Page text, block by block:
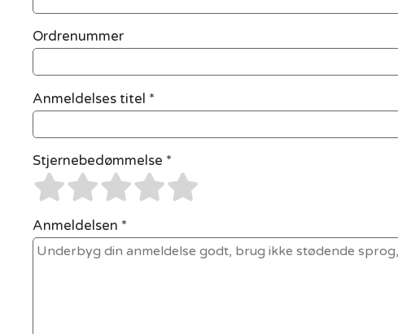
Ordrenummer
Anmeldelses titel *
Stjernebedømmelse *
Anmeldelsen *